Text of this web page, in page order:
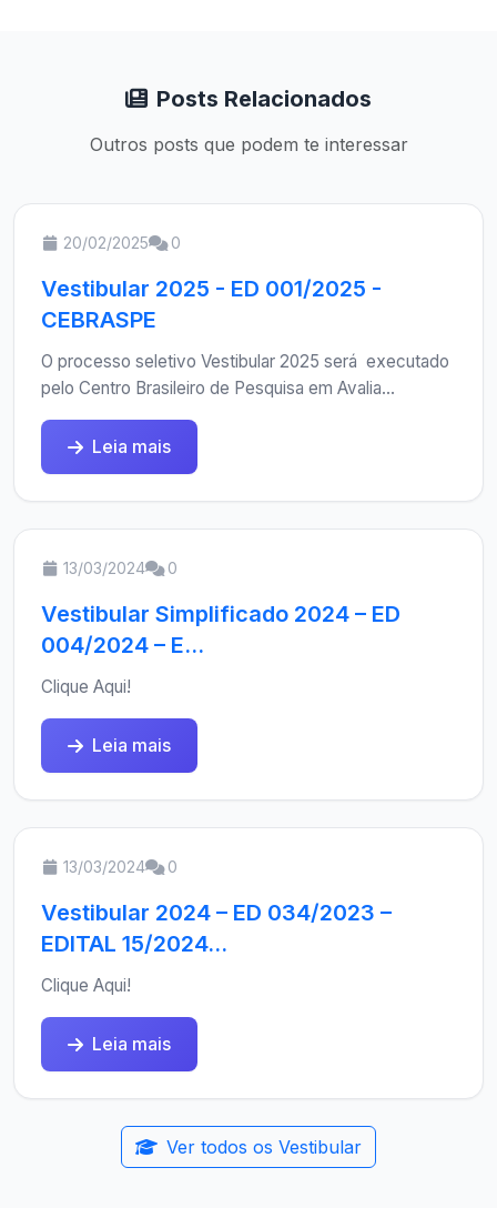
Posts Relacionados
Outros posts que podem te interessar
20/02/2025 0
Vestibular 2025 - ED 001/2025 -
CEBRASPE
O processo seletivo Vestibular 2025 será executado
pelo Centro Brasileiro de Pesquisa em Avalia...
Leia mais
13/03/2024 0
Vestibular Simplificado 2024 – ED
004/2024 – E...
Clique Aqui!
Leia mais
13/03/2024 0
Vestibular 2024 – ED 034/2023 –
EDITAL 15/2024...
Clique Aqui!
Leia mais
Ver todos os Vestibular